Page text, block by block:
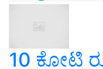
10 ಕೋಟಿ